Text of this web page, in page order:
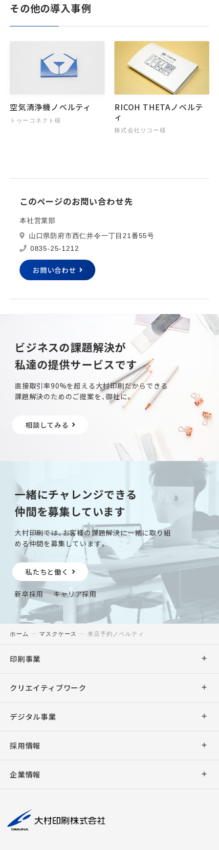
その他の導入事例
空気清浄機ノベルティ
トゥーコネクト様
RICOH THETAノベルテ
ィ
株式会社リコー様
このページのお問い合わせ先
本社営業部
山口県防府市西仁井令一丁目21番55号
0835-25-1212
お問い合わせ
ビジネスの課題解決が
私達の提供サービスです
直接取引率90%を超える大村印刷だからできる
課題解決のためのご提案を、御社に。
相談してみる
一緒にチャレンジできる
仲間を募集しています
大村印刷では、お客様の課題解決に一緒に取り組
める仲間を募集しています。
私たちと働く
新卒採用 キャリア採用
ホーム マスクケース 来店予約ノベルティ
印刷事業
商業印刷
加工
バリアブル印刷
AUGGLE
クリエイティブワーク
デザイン
キャラクター販促
組版
デジタル事業
アプリ開発
デジタルサイネージ
デジタル教科書制作
採用情報
新卒採用
大村印刷の働き方
企業情報
会社概要